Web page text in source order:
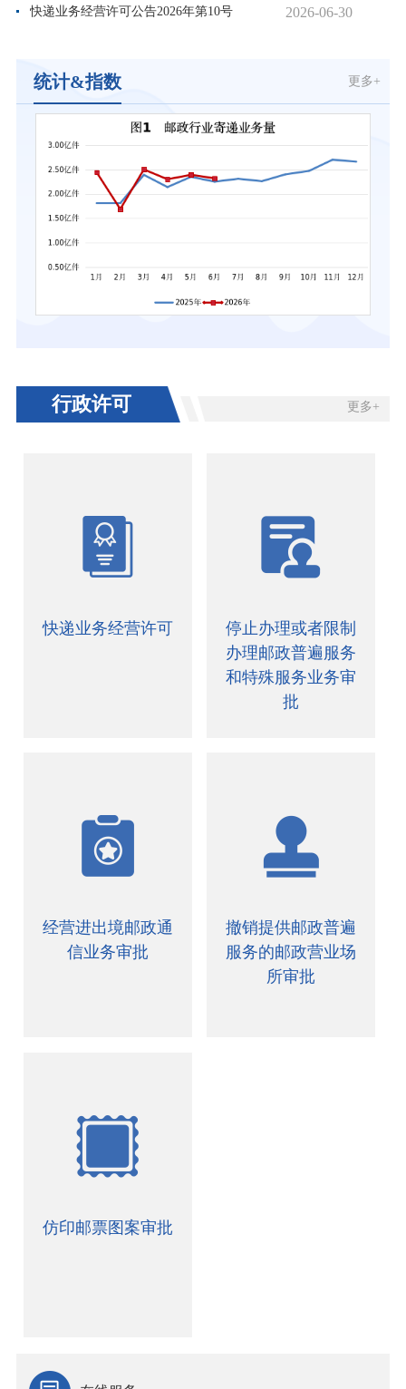
快递业务经营许可公告2026年第10号 2026-06-30
统计&指数 更多+
行政许可 更多+
快递业务经营许可
停止办理或者限制
办理邮政普遍服务
和特殊服务业务审
批
经营进出境邮政通
信业务审批
撤销提供邮政普遍
服务的邮政营业场
所审批
仿印邮票图案审批